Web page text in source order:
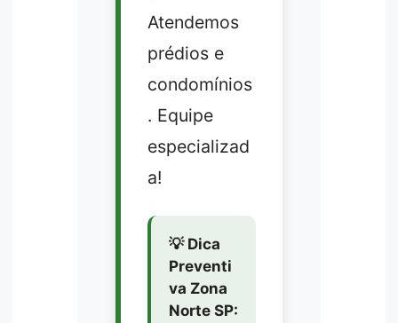
Atendemos
prédios e
condomínios
. Equipe
especializad
a!
💡 Dica
Preventi
va Zona
Norte SP: